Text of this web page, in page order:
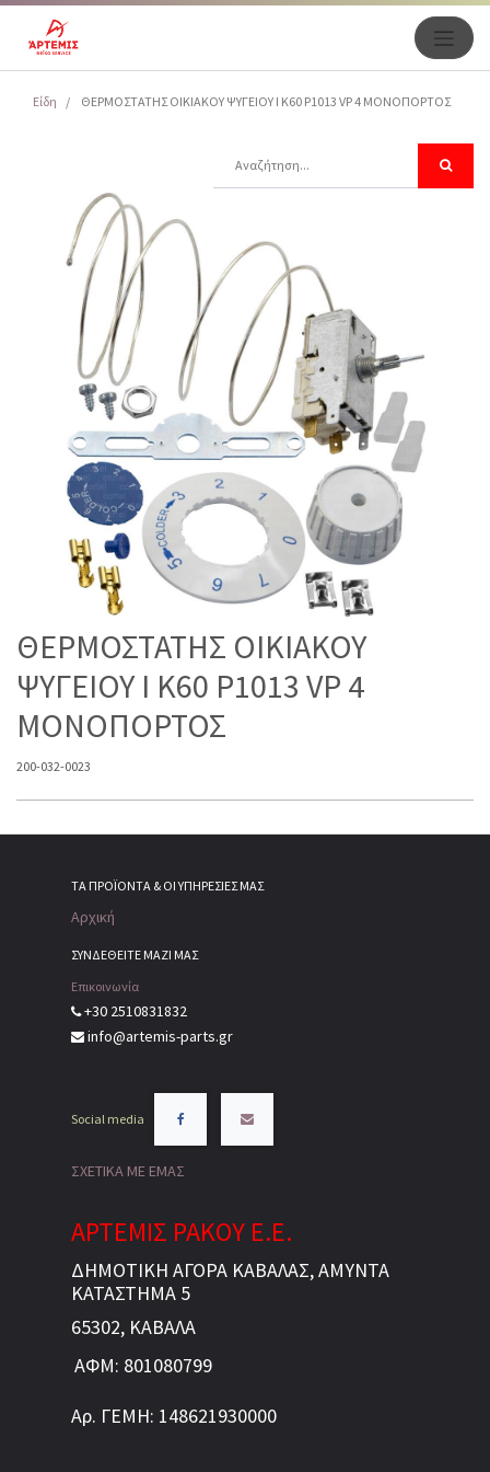
Είδη ΘΕΡΜΟΣΤΑΤΗΣ OIKΙΑΚΟΥ ΨΥΓΕΙΟΥ I K60 P1013 VP 4 ΜΟΝΟΠΟΡΤΟΣ
ΘΕΡΜΟΣΤΑΤΗΣ OIKΙΑΚΟΥ
ΨΥΓΕΙΟΥ I K60 P1013 VP 4
ΜΟΝΟΠΟΡΤΟΣ
200-032-0023
ΤΑ ΠΡΟΪΌΝΤΑ & ΟΙ ΥΠΗΡΕΣΊΕΣ ΜΑΣ
Αρχική
ΣΥΝΔΕΘΕΙΤΕ ΜΑΖΙ ΜΑΣ
Επικοινωνία
+30 2510831832
info@artemis-parts.gr
Social media
ΣΧΕΤΙΚΑ ΜΕ ΕΜΑΣ
ΑΡΤΕΜΙΣ ΡΑΚΟΥ Ε.Ε.
ΔΗΜΟΤΙΚΗ ΑΓΟΡΑ ΚΑΒΑΛΑΣ, ΑΜΥΝΤΑ
ΚΑΤΑΣΤΗΜΑ 5
65302, ΚΑΒΑΛΑ
ΑΦΜ: 801080799
Αρ. ΓΕΜΗ: 148621930000